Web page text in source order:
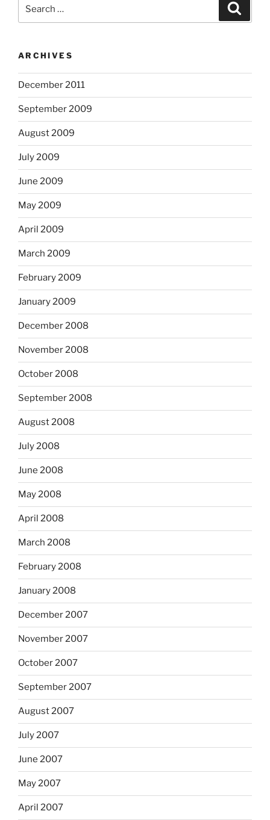
for:
ARCHIVES
December 2011
September 2009
August 2009
July 2009
June 2009
May 2009
April 2009
March 2009
February 2009
January 2009
December 2008
November 2008
October 2008
September 2008
August 2008
July 2008
June 2008
May 2008
April 2008
March 2008
February 2008
January 2008
December 2007
November 2007
October 2007
September 2007
August 2007
July 2007
June 2007
May 2007
April 2007